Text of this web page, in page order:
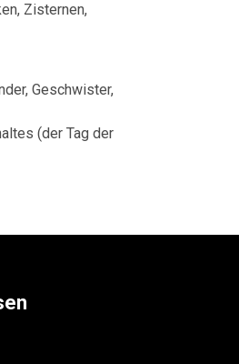
Zisternen,
Geschwister,
(der Tag der